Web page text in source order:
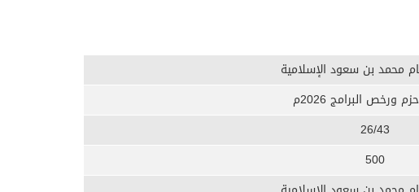
محمد بن سعود الإسلامية
ورخص البرامج 2026م
26/43
500